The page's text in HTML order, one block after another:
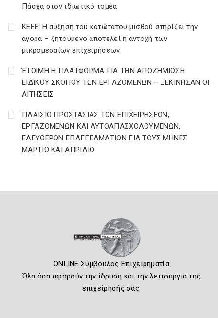
Πάσχα στον ιδιωτικό τομέα
ΚΕΕΕ: Η αύξηση του κατώτατου μισθού στηρίζει την
αγορά – ζητούμενο αποτελεί η αντοχή των
μικρομεσαίων επιχειρήσεων
ΈΤΟΙΜΗ Η ΠΛΑΤΦΟΡΜΑ ΓΙΑ ΤΗΝ ΑΠΟΖΗΜΙΩΣΗ
ΕΙΔΙΚΟΥ ΣΚΟΠΟΥ ΤΩΝ ΕΡΓΑΖΟΜΕΝΩΝ – ΞΕΚΙΝΗΣΑΝ ΟΙ
ΑΙΤΗΣΕΙΣ
ΠΛΑΙΣΙΟ ΠΡΟΣΤΑΣΙΑΣ ΤΩΝ ΕΠΙΧΕΙΡΗΣΕΩΝ,
ΕΡΓΑΖΟΜΕΝΩΝ ΚΑΙ ΑΥΤΟΑΠΑΣΧΟΛΟΥΜΕΝΩΝ,
ΕΛΕΥΘΕΡΩΝ ΕΠΑΓΓΕΛΜΑΤΙΩΝ ΓΙΑ ΤΟΥΣ ΜΗΝΕΣ
ΜΑΡΤΙΟ ΚΑΙ ΑΠΡΙΛΙΟ
ONLINE Σύμβουλος Επιχειρηματία
Όλα όσα αφορούν την ίδρυση και την λειτουργία της
επιχείρησής σας.